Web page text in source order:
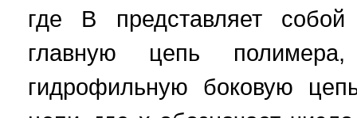
где В представляет
главную цепь
гидрофильную боковую